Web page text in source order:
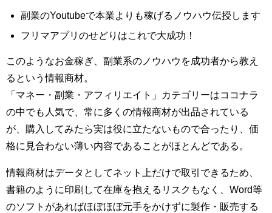
副業のYoutubeで本業よりも稼げるノウハウ伝授します
フリマアプリのせどりはこれで大成功！
このようなお金稼ぎ、副業系のノウハウを成功者から教え
るという情報商材。
「マネー・副業・アフィリエイト」カテゴリーはココナラ
の中でも人気で、常に多くの情報商材が出品されている
が、購入してみたら実は役に立たないもので合ったり、価
格に見合わない薄い内容であることがほとんどである。
情報商材はデータとしてネット上だけで取引できるため、
書籍のように印刷して在庫を抱えるリスクもなく、Word等
のソフトがあればほぼほぼ元手をかけずに製作・販売する